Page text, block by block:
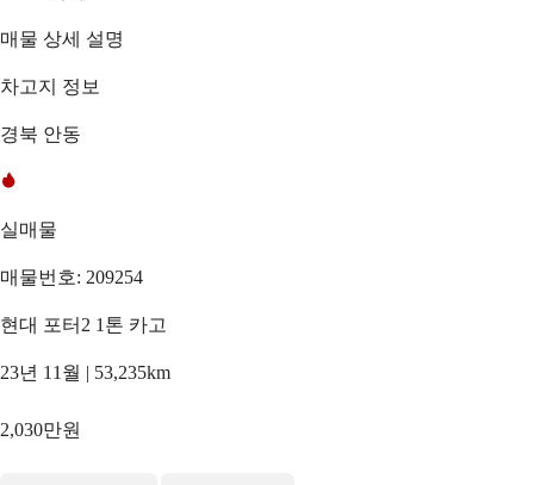
매물 상세 설명
차고지 정보
경북 안동
실매물
매물번호: 209254
현대 포터2 1톤 카고
23년 11월 | 53,235km
2,030만원